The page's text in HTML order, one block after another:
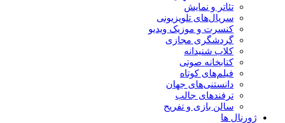
تئاتر و نمایش
سریال‌های تلویزیونی
کنسرت و موزیک ویدیو
گردشگری مجازی
کلاب شنیدانه
کتابخانه صوتی
فیلم‌های کوتاه
دانستنی‌های جهان
ترفندهای جالب
سالن بازی و تفریح
ژورنال ها